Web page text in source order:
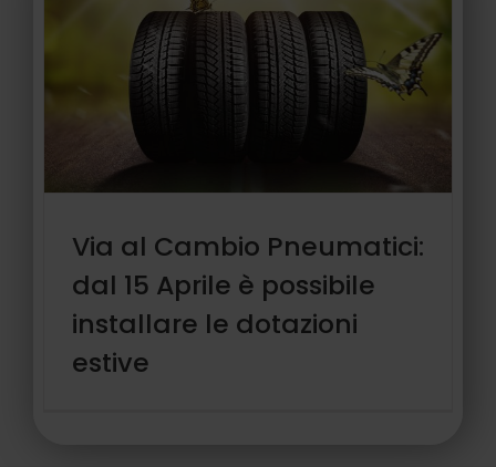
Via al Cambio Pneumatici:
dal 15 Aprile è possibile
installare le dotazioni
estive